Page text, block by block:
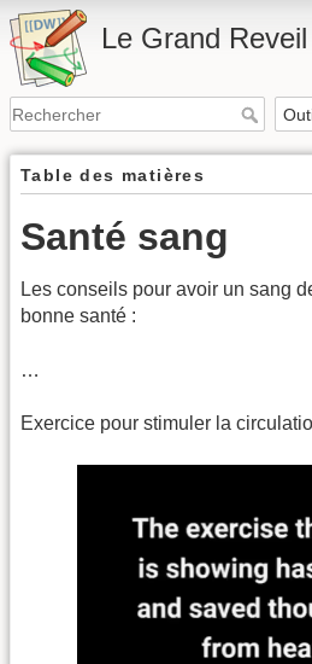
Le Grand Reveil
Table des matières
Santé sang
Les conseils pour avoir un sang
bonne santé :
…
Exercice pour stimuler la